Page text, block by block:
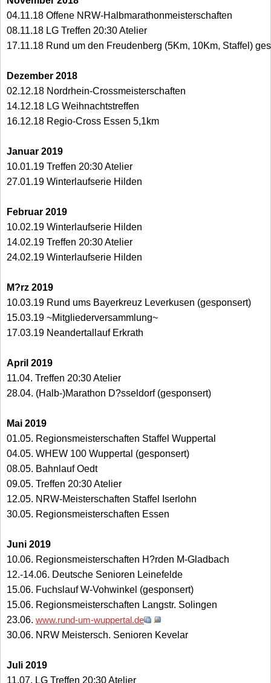
04.11.18 Offene NRW-Halbmarathonmeisterschaften
08.11.18 LG Treffen 20:30 Atelier
17.11.18 Rund um den Freudenberg (5Km, 10Km, Staffel)
Dezember 2018
02.12.18 Nordrhein-Crossmeisterschaften
14.12.18 LG Weihnachtstreffen
16.12.18 Regio-Cross Essen 5,1km
Januar 2019
10.01.19 Treffen 20:30 Atelier
27.01.19 Winterlaufserie Hilden
Februar 2019
10.02.19 Winterlaufserie Hilden
14.02.19 Treffen 20:30 Atelier
24.02.19 Winterlaufserie Hilden
M?rz 2019
10.03.19 Rund ums Bayerkreuz Leverkusen (gesponsert)
15.03.19 ~Mitgliederversammlung~
17.03.19 Neandertallauf Erkrath
April 2019
11.04. Treffen 20:30 Atelier
28.04. (Halb-)Marathon D?sseldorf (gesponsert)
Mai 2019
01.05. Regionsmeisterschaften Staffel Wuppertal
04.05. WHEW 100 Wuppertal (gesponsert)
08.05. Bahnlauf Oedt
09.05. Treffen 20:30 Atelier
12.05. NRW-Meisterschaften Staffel Iserlohn
30.05. Regionsmeisterschaften Essen
Juni 2019
10.06. Regionsmeisterschaften H?rden M-Gladbach
12.-14.06. Deutsche Senioren Leinefelde
15.06. Fuchslauf W-Vohwinkel (gesponsert)
15.06. Regionsmeisterschaften Langstr. Solingen
23.06. www.rund-um-wuppertal.de
30.06. NRW Meistersch. Senioren Kevelar
Juli 2019
11.07. LG Treffen 20:30 Atelier